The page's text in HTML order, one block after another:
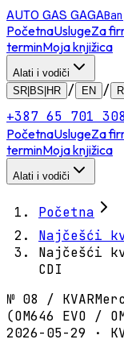
AUTO GAS GAGA
PočetnaUslugeZa
terminMoja knjižica
Alati i vodiči
SR|BS|HR
/ EN /
+387 65 701 308
PočetnaUslugeZa
terminMoja knjižica
Alati i vodiči
Početna
Najčešći
Najčešći
CDI
№ 08 / KVAR
(OM646 EVO /
2026-05-29 ·